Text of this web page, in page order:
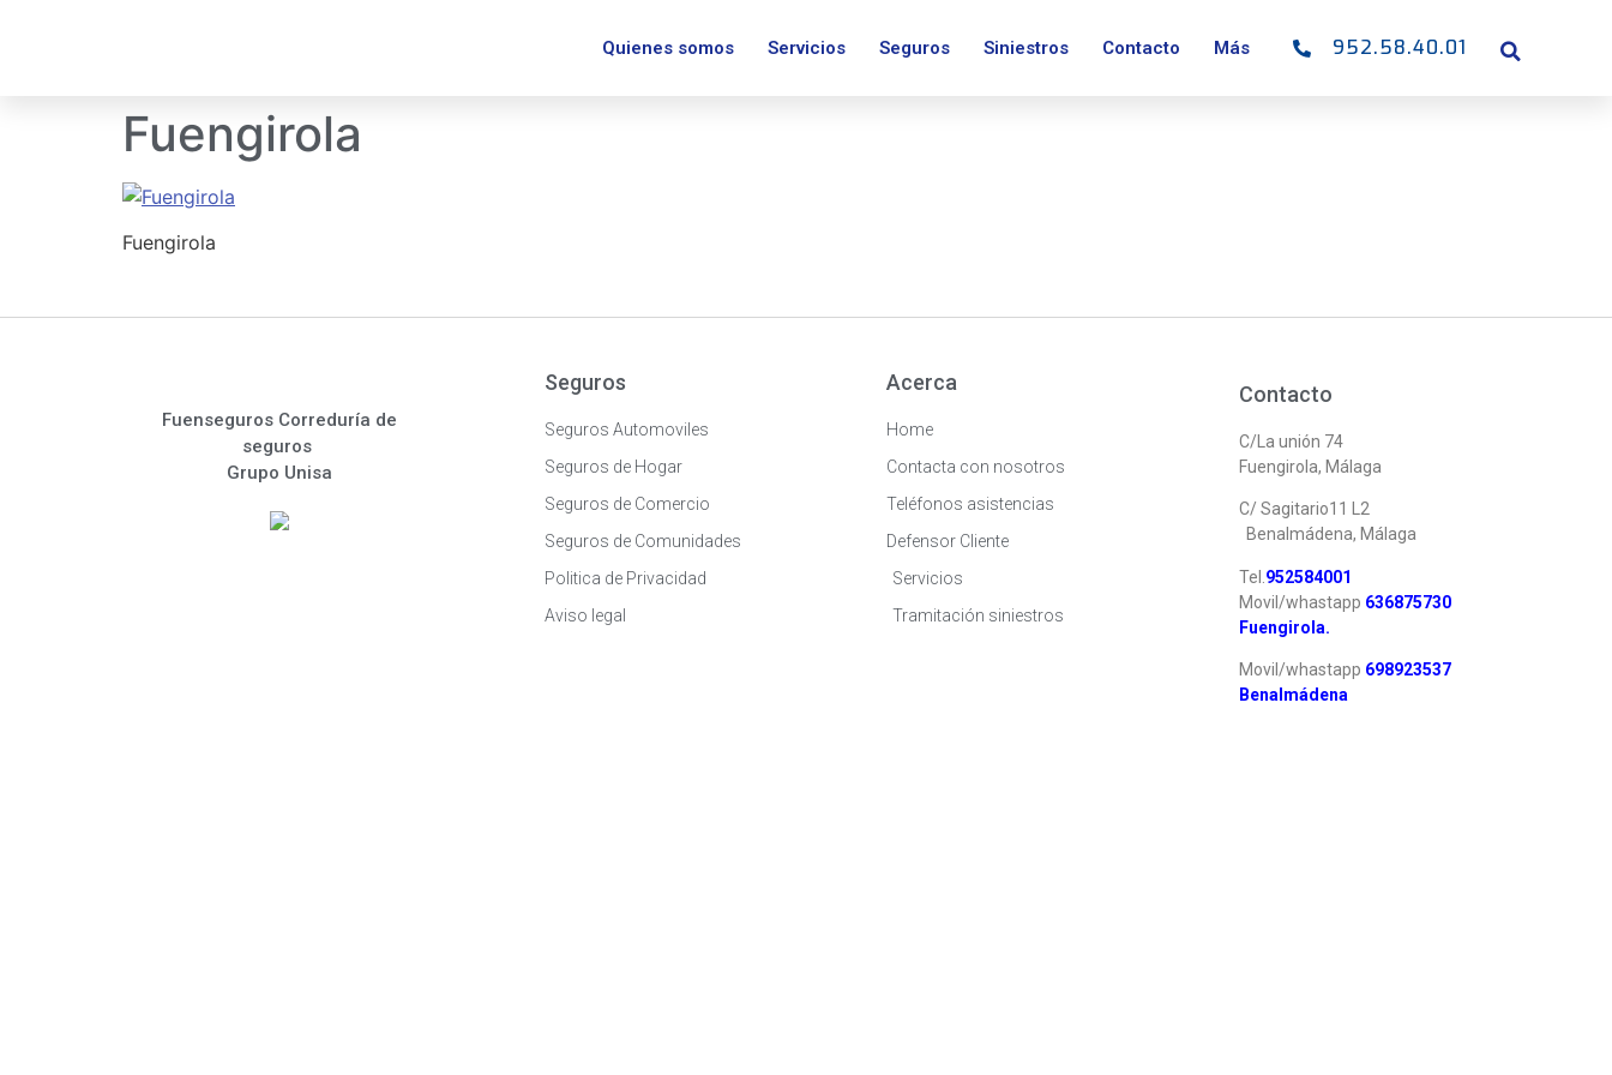
Quienes somos Servicios Seguros Siniestros Contacto Más 952.58.40.01
Fuengirola
Fuengirola
Fuenseguros Correduría de
seguros
Grupo Unisa
Seguros
Seguros Automoviles
Seguros de Hogar
Seguros de Comercio
Seguros de Comunidades
Politica de Privacidad
Aviso legal
Acerca
Home
Contacta con nosotros
Teléfonos asistencias
Defensor Cliente
Servicios
Tramitación siniestros
Contacto
C/La unión 74
Fuengirola, Málaga
C/ Sagitario11 L2
Benalmádena, Málaga
Tel. 952584001
Movil/whastapp 636875730
Fuengirola.
Movil/whastapp 698923537
Benalmádena